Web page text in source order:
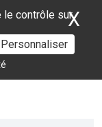
contrôle sur
Personnaliser
X